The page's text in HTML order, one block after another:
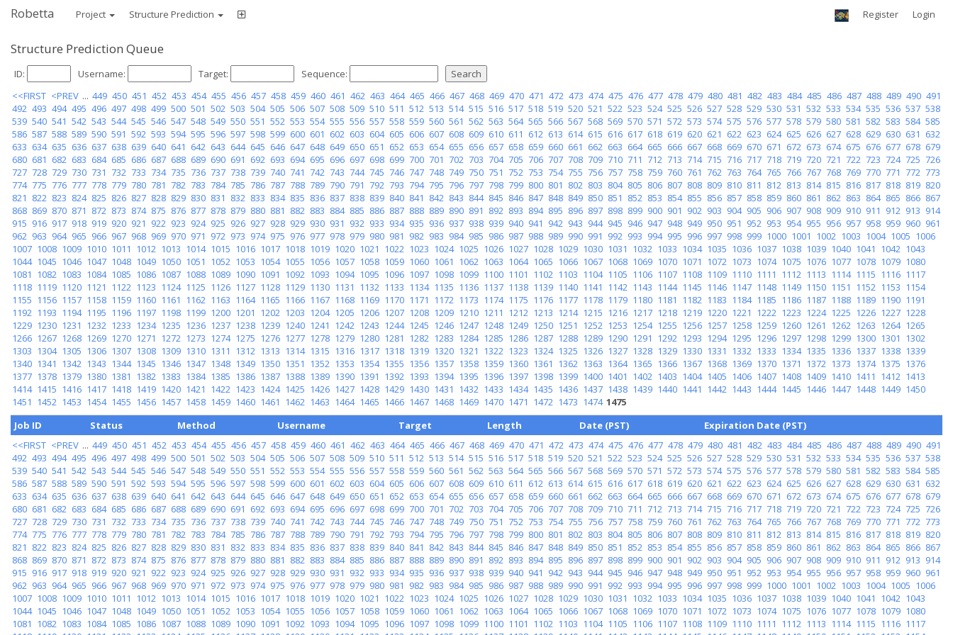
Robetta Project Structure Prediction Register Login
Structure Prediction Queue
ID: Username: Target:
Sequence:
<<FIRST <PREV ... 449 450 451 452 453 454 455 456 457 458 459 460 461 462 463 464 465 466 467 468 469 470 471 472 473 474 475 476 477 478 479 480 481 482 483 484 485 486 487 488 489 490 491
492 493 494 495 496 497 498 499 500 501 502 503 504 505 506 507 508 509 510 511 512 513 514 515 516 517 518 519 520 521 522 523 524 525 526 527 528 529 530 531 532 533 534 535 536 537 538
539 540 541 542 543 544 545 546 547 548 549 550 551 552 553 554 555 556 557 558 559 560 561 562 563 564 565 566 567 568 569 570 571 572 573 574 575 576 577 578 579 580 581 582 583 584 585
586 587 588 589 590 591 592 593 594 595 596 597 598 599 600 601 602 603 604 605 606 607 608 609 610 611 612 613 614 615 616 617 618 619 620 621 622 623 624 625 626 627 628 629 630 631 632
633 634 635 636 637 638 639 640 641 642 643 644 645 646 647 648 649 650 651 652 653 654 655 656 657 658 659 660 661 662 663 664 665 666 667 668 669 670 671 672 673 674 675 676 677 678 679
680 681 682 683 684 685 686 687 688 689 690 691 692 693 694 695 696 697 698 699 700 701 702 703 704 705 706 707 708 709 710 711 712 713 714 715 716 717 718 719 720 721 722 723 724 725 726
727 728 729 730 731 732 733 734 735 736 737 738 739 740 741 742 743 744 745 746 747 748 749 750 751 752 753 754 755 756 757 758 759 760 761 762 763 764 765 766 767 768 769 770 771 772 773
774 775 776 777 778 779 780 781 782 783 784 785 786 787 788 789 790 791 792 793 794 795 796 797 798 799 800 801 802 803 804 805 806 807 808 809 810 811 812 813 814 815 816 817 818 819 820
821 822 823 824 825 826 827 828 829 830 831 832 833 834 835 836 837 838 839 840 841 842 843 844 845 846 847 848 849 850 851 852 853 854 855 856 857 858 859 860 861 862 863 864 865 866 867
868 869 870 871 872 873 874 875 876 877 878 879 880 881 882 883 884 885 886 887 888 889 890 891 892 893 894 895 896 897 898 899 900 901 902 903 904 905 906 907 908 909 910 911 912 913 914
915 916 917 918 919 920 921 922 923 924 925 926 927 928 929 930 931 932 933 934 935 936 937 938 939 940 941 942 943 944 945 946 947 948 949 950 951 952 953 954 955 956 957 958 959 960 961
962 963 964 965 966 967 968 969 970 971 972 973 974 975 976 977 978 979 980 981 982 983 984 985 986 987 988 989 990 991 992 993 994 995 996 997 998 999 1000 1001 1002 1003 1004 1005 1006
1007 1008 1009 1010 1011 1012 1013 1014 1015 1016 1017 1018 1019 1020 1021 1022 1023 1024 1025 1026 1027 1028 1029 1030 1031 1032 1033 1034 1035 1036 1037 1038 1039 1040 1041 1042 1043
1044 1045 1046 1047 1048 1049 1050 1051 1052 1053 1054 1055 1056 1057 1058 1059 1060 1061 1062 1063 1064 1065 1066 1067 1068 1069 1070 1071 1072 1073 1074 1075 1076 1077 1078 1079 1080
1081 1082 1083 1084 1085 1086 1087 1088 1089 1090 1091 1092 1093 1094 1095 1096 1097 1098 1099 1100 1101 1102 1103 1104 1105 1106 1107 1108 1109 1110 1111 1112 1113 1114 1115 1116 1117
1118 1119 1120 1121 1122 1123 1124 1125 1126 1127 1128 1129 1130 1131 1132 1133 1134 1135 1136 1137 1138 1139 1140 1141 1142 1143 1144 1145 1146 1147 1148 1149 1150 1151 1152 1153 1154
1155 1156 1157 1158 1159 1160 1161 1162 1163 1164 1165 1166 1167 1168 1169 1170 1171 1172 1173 1174 1175 1176 1177 1178 1179 1180 1181 1182 1183 1184 1185 1186 1187 1188 1189 1190 1191
1192 1193 1194 1195 1196 1197 1198 1199 1200 1201 1202 1203 1204 1205 1206 1207 1208 1209 1210 1211 1212 1213 1214 1215 1216 1217 1218 1219 1220 1221 1222 1223 1224 1225 1226 1227 1228
1229 1230 1231 1232 1233 1234 1235 1236 1237 1238 1239 1240 1241 1242 1243 1244 1245 1246 1247 1248 1249 1250 1251 1252 1253 1254 1255 1256 1257 1258 1259 1260 1261 1262 1263 1264 1265
1266 1267 1268 1269 1270 1271 1272 1273 1274 1275 1276 1277 1278 1279 1280 1281 1282 1283 1284 1285 1286 1287 1288 1289 1290 1291 1292 1293 1294 1295 1296 1297 1298 1299 1300 1301 1302
1303 1304 1305 1306 1307 1308 1309 1310 1311 1312 1313 1314 1315 1316 1317 1318 1319 1320 1321 1322 1323 1324 1325 1326 1327 1328 1329 1330 1331 1332 1333 1334 1335 1336 1337 1338 1339
1340 1341 1342 1343 1344 1345 1346 1347 1348 1349 1350 1351 1352 1353 1354 1355 1356 1357 1358 1359 1360 1361 1362 1363 1364 1365 1366 1367 1368 1369 1370 1371 1372 1373 1374 1375 1376
1377 1378 1379 1380 1381 1382 1383 1384 1385 1386 1387 1388 1389 1390 1391 1392 1393 1394 1395 1396 1397 1398 1399 1400 1401 1402 1403 1404 1405 1406 1407 1408 1409 1410 1411 1412 1413
1414 1415 1416 1417 1418 1419 1420 1421 1422 1423 1424 1425 1426 1427 1428 1429 1430 1431 1432 1433 1434 1435 1436 1437 1438 1439 1440 1441 1442 1443 1444 1445 1446 1447 1448 1449 1450
1451 1452 1453 1454 1455 1456 1457 1458 1459 1460 1461 1462 1463 1464 1465 1466 1467 1468 1469 1470 1471 1472 1473 1474 1475
Job ID
Status Method Username Target Length Date (PST)
Expiration Date (PST)
<<FIRST <PREV ... 449 450 451 452 453 454 455 456 457 458 459 460 461 462 463 464 465 466 467 468 469 470 471 472 473 474 475 476 477 478 479 480 481 482 483 484 485 486 487 488 489 490 491
492 493 494 495 496 497 498 499 500 501 502 503 504 505 506 507 508 509 510 511 512 513 514 515 516 517 518 519 520 521 522 523 524 525 526 527 528 529 530 531 532 533 534 535 536 537 538
539 540 541 542 543 544 545 546 547 548 549 550 551 552 553 554 555 556 557 558 559 560 561 562 563 564 565 566 567 568 569 570 571 572 573 574 575 576 577 578 579 580 581 582 583 584 585
586 587 588 589 590 591 592 593 594 595 596 597 598 599 600 601 602 603 604 605 606 607 608 609 610 611 612 613 614 615 616 617 618 619 620 621 622 623 624 625 626 627 628 629 630 631 632
633 634 635 636 637 638 639 640 641 642 643 644 645 646 647 648 649 650 651 652 653 654 655 656 657 658 659 660 661 662 663 664 665 666 667 668 669 670 671 672 673 674 675 676 677 678 679
680 681 682 683 684 685 686 687 688 689 690 691 692 693 694 695 696 697 698 699 700 701 702 703 704 705 706 707 708 709 710 711 712 713 714 715 716 717 718 719 720 721 722 723 724 725 726
727 728 729 730 731 732 733 734 735 736 737 738 739 740 741 742 743 744 745 746 747 748 749 750 751 752 753 754 755 756 757 758 759 760 761 762 763 764 765 766 767 768 769 770 771 772 773
774 775 776 777 778 779 780 781 782 783 784 785 786 787 788 789 790 791 792 793 794 795 796 797 798 799 800 801 802 803 804 805 806 807 808 809 810 811 812 813 814 815 816 817 818 819 820
821 822 823 824 825 826 827 828 829 830 831 832 833 834 835 836 837 838 839 840 841 842 843 844 845 846 847 848 849 850 851 852 853 854 855 856 857 858 859 860 861 862 863 864 865 866 867
868 869 870 871 872 873 874 875 876 877 878 879 880 881 882 883 884 885 886 887 888 889 890 891 892 893 894 895 896 897 898 899 900 901 902 903 904 905 906 907 908 909 910 911 912 913 914
915 916 917 918 919 920 921 922 923 924 925 926 927 928 929 930 931 932 933 934 935 936 937 938 939 940 941 942 943 944 945 946 947 948 949 950 951 952 953 954 955 956 957 958 959 960 961
962 963 964 965 966 967 968 969 970 971 972 973 974 975 976 977 978 979 980 981 982 983 984 985 986 987 988 989 990 991 992 993 994 995 996 997 998 999 1000 1001 1002 1003 1004 1005 1006
1007 1008 1009 1010 1011 1012 1013 1014 1015 1016 1017 1018 1019 1020 1021 1022 1023 1024 1025 1026 1027 1028 1029 1030 1031 1032 1033 1034 1035 1036 1037 1038 1039 1040 1041 1042 1043
1044 1045 1046 1047 1048 1049 1050 1051 1052 1053 1054 1055 1056 1057 1058 1059 1060 1061 1062 1063 1064 1065 1066 1067 1068 1069 1070 1071 1072 1073 1074 1075 1076 1077 1078 1079 1080
1081 1082 1083 1084 1085 1086 1087 1088 1089 1090 1091 1092 1093 1094 1095 1096 1097 1098 1099 1100 1101 1102 1103 1104 1105 1106 1107 1108 1109 1110 1111 1112 1113 1114 1115 1116 1117